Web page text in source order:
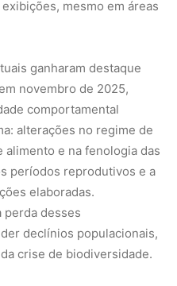
mesmo em áreas
ganharam destaque
novembro de 2025,
comportamental
alterações no regime de
e na fenologia das
períodos reprodutivos e a
elaboradas.
perda desses
declínios populacionais,
crise de biodiversidade.